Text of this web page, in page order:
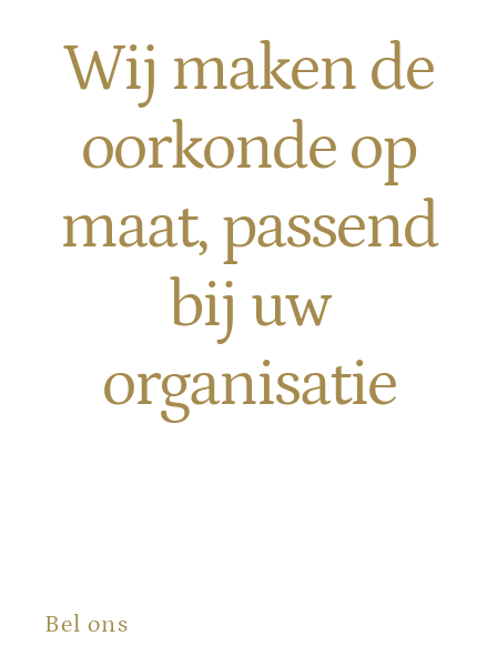
Wij maken de
oorkonde op
maat, passend
bij uw
organisatie
Google Reviews
Bel ons